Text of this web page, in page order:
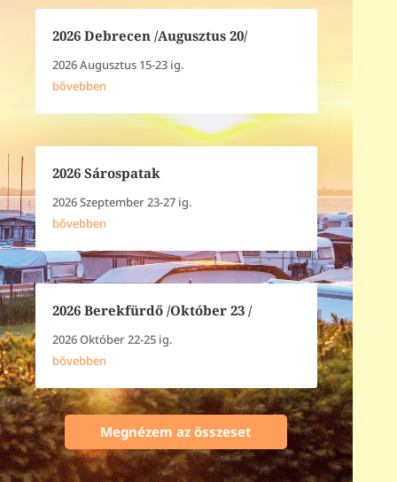
2026 Debrecen /Augusztus 20/
2026 Augusztus 15-23 ig.
bővebben
2026 Sárospatak
2026 Szeptember 23-27 ig.
bővebben
2026 Berekfürdő /Október 23 /
2026 Október 22-25 ig.
bővebben
Megnézem az összeset